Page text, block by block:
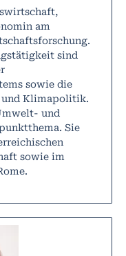
am
sind
sowie die
und Klimapolitik.
und
Sie
sowie im